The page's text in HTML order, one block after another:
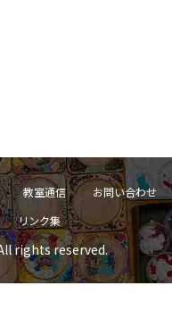
教室通信
お問い合わせ
リンク集
rights reserved.